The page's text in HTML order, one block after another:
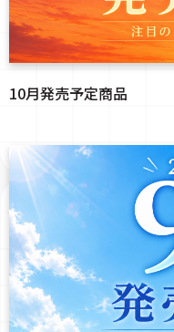
10月発売予定商品